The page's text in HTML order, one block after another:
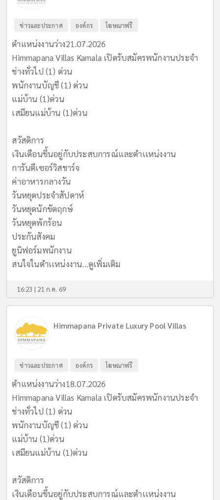
ข่าวและประกาศ องค์กร โฆษณาฟรี
ตำแหน่งงานว่าง21.07.2026
Himmapana Villas Kamala เปิดรับสมัครพนักงานประจำ
ช่างทั่วไป (1) ด่วน
พนักงานบัญชี (1) ด่วน
แม่บ้าน (1)ด่วน
เสมียนแม่บ้าน (1)ด่วน
สวัสดิการ
เงินเดือนขึ้นอยู่กับประสบการณ์และตำเเหน่งงาน
การันตีเซอร์วิสชาร์จ
ค่าอาหารกลางวัน
วันหยุดประจำสัปดาห์
วันหยุดนักขัตฤกษ์
วันหยุดพักร้อน
ประกันสังคม
ยูนิฟอร์มพนักงาน
สนใจในตำเเหน่งงาน...ดูเพิ่มเติม
16:23 | 21 ก.ค. 69
Himmapana Private Luxury Pool Villas
ข่าวและประกาศ องค์กร โฆษณาฟรี
ตำแหน่งงานว่าง18.07.2026
Himmapana Villas Kamala เปิดรับสมัครพนักงานประจำ
ช่างทั่วไป (1) ด่วน
พนักงานบัญชี (1) ด่วน
แม่บ้าน (1)ด่วน
เสมียนแม่บ้าน (1)ด่วน
สวัสดิการ
เงินเดือนขึ้นอยู่กับประสบการณ์และตำเเหน่งงาน